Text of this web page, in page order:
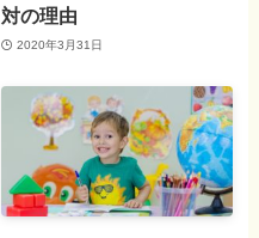
対の理由
2020年3月31日